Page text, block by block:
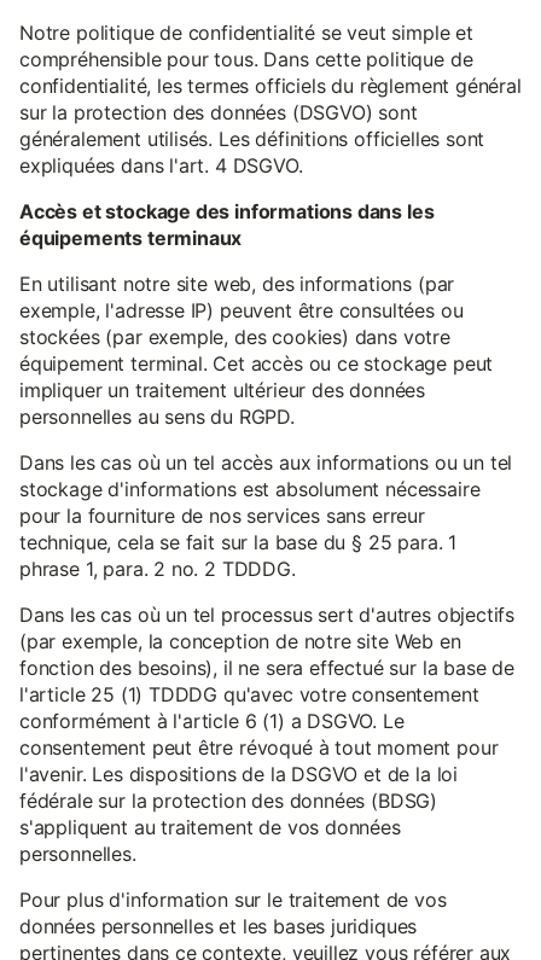
Notre politique de confidentialité se veut simple et
compréhensible pour tous. Dans cette politique de
confidentialité, les termes officiels du règlement général
sur la protection des données (DSGVO) sont
généralement utilisés. Les définitions officielles sont
expliquées dans l'art. 4 DSGVO.
Accès et stockage des informations dans les
équipements terminaux
En utilisant notre site web, des informations (par
exemple, l'adresse IP) peuvent être consultées ou
stockées (par exemple, des cookies) dans votre
équipement terminal. Cet accès ou ce stockage peut
impliquer un traitement ultérieur des données
personnelles au sens du RGPD.
Dans les cas où un tel accès aux informations ou un tel
stockage d'informations est absolument nécessaire
pour la fourniture de nos services sans erreur
technique, cela se fait sur la base du § 25 para. 1
phrase 1, para. 2 no. 2 TDDDG.
Dans les cas où un tel processus sert d'autres objectifs
(par exemple, la conception de notre site Web en
fonction des besoins), il ne sera effectué sur la base de
l'article 25 (1) TDDDG qu'avec votre consentement
conformément à l'article 6 (1) a DSGVO. Le
consentement peut être révoqué à tout moment pour
l'avenir. Les dispositions de la DSGVO et de la loi
fédérale sur la protection des données (BDSG)
s'appliquent au traitement de vos données
personnelles.
Pour plus d'information sur le traitement de vos
données personnelles et les bases juridiques
pertinentes dans ce contexte, veuillez vous référer aux